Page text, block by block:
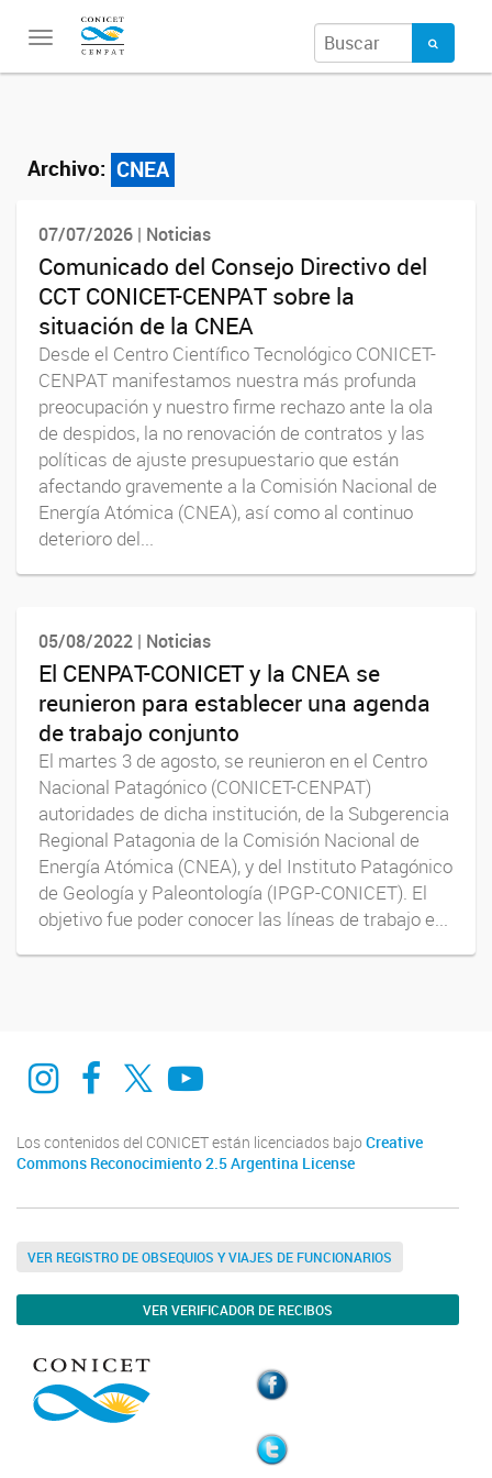
Toggle
Archivo: CNEA
07/07/2026 | Noticias
Comunicado del Consejo Directivo del
CCT CONICET-CENPAT sobre la
situación de la CNEA
Desde el Centro Científico Tecnológico CONICET-
CENPAT manifestamos nuestra más profunda
preocupación y nuestro firme rechazo ante la ola
de despidos, la no renovación de contratos y las
políticas de ajuste presupuestario que están
afectando gravemente a la Comisión Nacional de
Energía Atómica (CNEA), así como al continuo
deterioro del...
05/08/2022 | Noticias
El CENPAT-CONICET y la CNEA se
reunieron para establecer una agenda
de trabajo conjunto
El martes 3 de agosto, se reunieron en el Centro
Nacional Patagónico (CONICET-CENPAT)
autoridades de dicha institución, de la Subgerencia
Regional Patagonia de la Comisión Nacional de
Energía Atómica (CNEA), y del Instituto Patagónico
de Geología y Paleontología (IPGP-CONICET). El
objetivo fue poder conocer las líneas de trabajo e...
Instagram
Facebook
TwitterYoutube
Los contenidos del CONICET están licenciados bajo Creative
Commons Reconocimiento 2.5 Argentina License
VER REGISTRO DE OBSEQUIOS Y VIAJES DE FUNCIONARIOS
VER VERIFICADOR DE RECIBOS